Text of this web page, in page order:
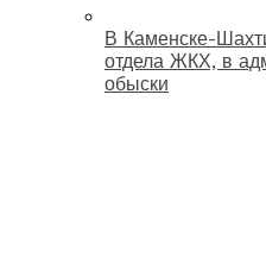
В Каменске-
отдела ЖКХ, в
обыски